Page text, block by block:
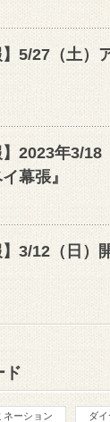
】5/27（土
】2023年3/
幕張』
】3/12（日
ド
ネーション ダ